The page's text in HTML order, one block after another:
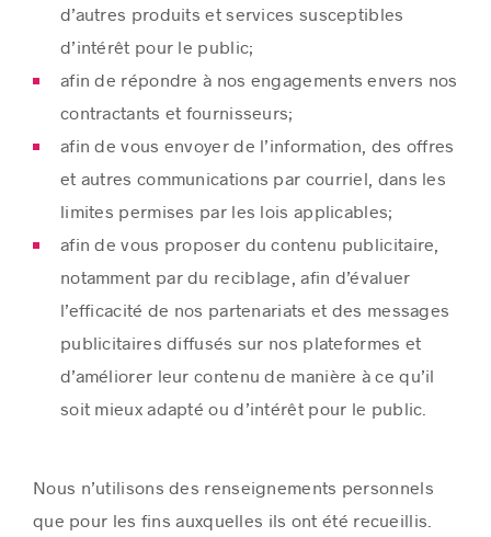
d’autres produits et services susceptibles
d’intérêt pour le public;
afin de répondre à nos engagements envers nos
contractants et fournisseurs;
afin de vous envoyer de l’information, des offres
et autres communications par courriel, dans les
limites permises par les lois applicables;
afin de vous proposer du contenu publicitaire,
notamment par du reciblage, afin d’évaluer
l’efficacité de nos partenariats et des messages
publicitaires diffusés sur nos plateformes et
d’améliorer leur contenu de manière à ce qu’il
soit mieux adapté ou d’intérêt pour le public.
Nous n’utilisons des renseignements personnels
que pour les fins auxquelles ils ont été recueillis.